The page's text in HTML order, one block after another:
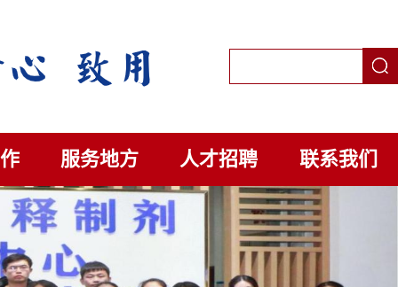
服务地方 人才招聘 联系我们